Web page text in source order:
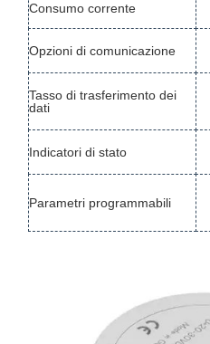
Consumo corrente
Opzioni di comunicazione
Tasso di trasferimento dei
dati
Indicatori di stato
Parametri programmabili